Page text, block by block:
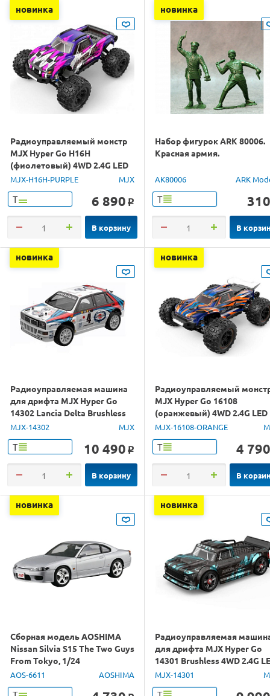
новинка
Радиоуправляемый монстр
MJX Hyper Go H16H
(фиолетовый) 4WD 2.4G LED
GPS 1/16 RTR
MJX-H16H-PURPLE MJX
Т 6 890 o
В корзину
новинка
Набор фигурок ARK 80006.
Красная армия.
AK80006 ARK
Т 310
В
новинка
Радиоуправляемая машина
для дрифта MJX Hyper Go
14302 Lancia Delta Brushless
4WD 2.4G LED 1/14 RTR
MJX-14302 MJX
Т 10 490 o
В корзину
новинка
Радиоуправляемый
MJX Hyper Go 16108
(оранжевый) 4WD 2.4G LED
1/16 RTR
MJX-16108-ORANGE
Т 4 790
В
новинка
Сборная модель AOSHIMA
Nissan Silvia S15 The Two Guys
From Tokyo, 1/24
AOS-6611 AOSHIMA
новинка
Радиоуправляемая
для дрифта MJX Hyper Go
14301 Brushless 4WD 2.4G
1/14 RTR
MJX-14301